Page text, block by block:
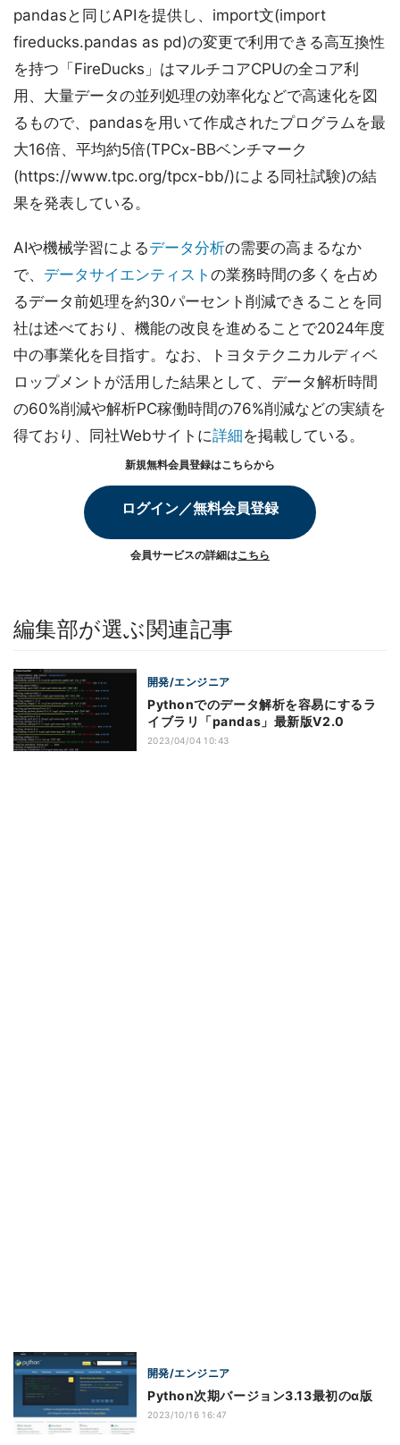
pandasと同じAPIを提供し、import文(import
fireducks.pandas as pd)の変更で利用できる高互換性
を持つ「FireDucks」はマルチコアCPUの全コア利
用、大量データの並列処理の効率化などで高速化を図
るもので、pandasを用いて作成されたプログラムを最
大16倍、平均約5倍(TPCx-BBベンチマーク
(https://www.tpc.org/tpcx-bb/)による同社試験)の結
果を発表している。
AIや機械学習によるデータ分析の需要の高まるなか
で、 データサイエンティスト の業務時間の多くを占め
るデータ前処理を約30パーセント削減できることを同
社は述べており、機能の改良を進めることで2024年度
中の事業化を目指す。なお、トヨタテクニカルディベ
ロップメントが活用した結果として、データ解析時間
の60%削減や解析PC稼働時間の76%削減などの実績を
得ており、同社Webサイトに詳細を掲載している。
新規無料会員登録はこちらから
ログイン／無料会員登録
会員サービスの詳細はこちら
編集部が選ぶ関連記事
開発/エンジニア
Pythonでのデータ解析を容易にするラ
イブラリ「pandas」最新版V2.0
2023/04/04 10:43
開発/エンジニア
Python次期バージョン3.13最初のα版
2023/10/16 16:47